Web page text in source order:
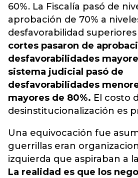
60%. La Fiscalía pasó de
aprobación de 70% a
desfavorabilidad superiores
cortes pasaron de
desfavorabilidades
sistema judicial pasó de
desfavorabilidades
mayores de 80%. El costo
desinstitucionalización es
Una equivocación fue
guerrillas eran
izquierda que aspiraban a
La realidad es que los